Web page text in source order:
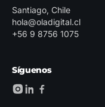
Santiago, Chile
hola@oladigital.cl
+56 9 8756 1075
Síguenos